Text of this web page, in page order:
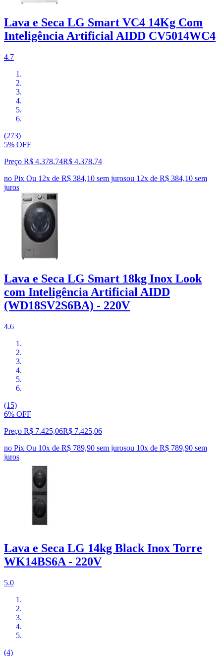
Lava e Seca LG Smart VC4 14Kg Com
Inteligência Artificial AIDD CV5014WC4
4.7
(273)
5% OFF
Preço R$ 4.378,74R$ 4.378,74
no Pix Ou 12x de R$ 384,10 sem jurosou 12x de R$ 384,10 sem
juros
Lava e Seca LG Smart 18kg Inox Look
com Inteligência Artificial AIDD
(WD18SV2S6BA) - 220V
4.6
(15)
6% OFF
Preço R$ 7.425,06R$ 7.425,06
no Pix Ou 10x de R$ 789,90 sem jurosou 10x de R$ 789,90 sem
juros
Lava e Seca LG 14kg Black Inox Torre
WK14BS6A - 220V
5.0
(4)